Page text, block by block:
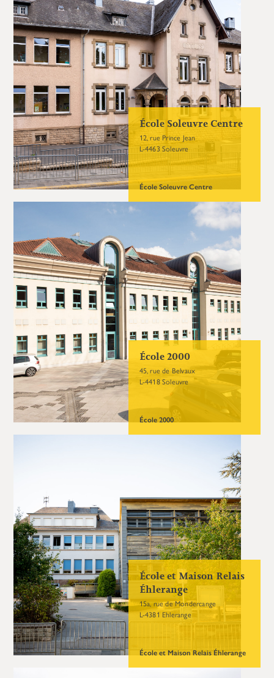
École Soleuvre Centre
12, rue Prince Jean
L-4463 Soleuvre
École Soleuvre Centre
École 2000
45, rue de Belvaux
L-4418 Soleuvre
École 2000
École et Maison Relais
Éhlerange
15a, rue de Mondercange
L-4381 Ehlerange
École et Maison Relais Éhlerange